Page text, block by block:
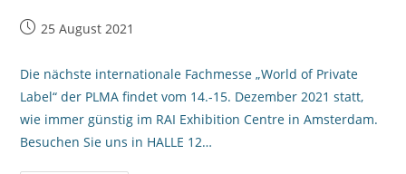
25 August 2021
Die nächste internationale Fachmesse „World of Private
Label“ der PLMA findet vom 14.-15. Dezember 2021 statt,
wie immer günstig im RAI Exhibition Centre in Amsterdam.
Besuchen Sie uns in HALLE 12…